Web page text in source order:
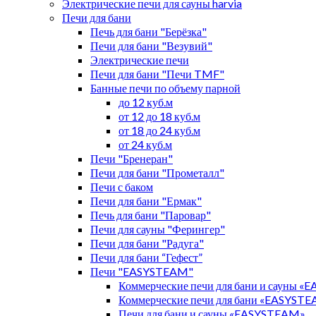
Электрические печи для сауны harvia
Печи для бани
Печь для бани "Берёзка"
Печи для бани "Везувий"
Электрические печи
Печи для бани "Печи TMF"
Банные печи по объему парной
до 12 куб.м
от 12 до 18 куб.м
от 18 до 24 куб.м
от 24 куб.м
Печи "Бренеран"
Печи для бани "Прометалл"
Печи с баком
Печи для бани "Ермак"
Печь для бани "Паровар"
Печи для сауны "Ферингер"
Печи для бани "Радуга"
Печи для бани “Гефест”
Печи "EASYSTEAM"
Коммерческие печи для бани и сауны
Коммерческие печи для бани